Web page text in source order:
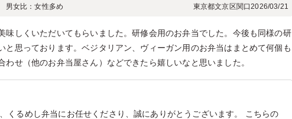
男女比：女性多め 東京都文京区関口2026/03/21
味しくいただいてもらいました。研修会用のお弁当でした。今後も同様の研
と思っております。ベジタリアン、ヴィーガン用のお弁当はまとめて何個も
わせ（他のお弁当屋さん）などできたら嬉しいなと思いました。
くるめし弁当にお任せくださり、誠にありがとうございます。 こちらの